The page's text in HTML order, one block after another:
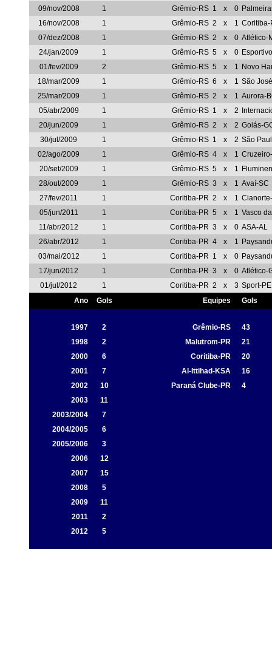
09/nov/2008
1 Grêmio-RS 1 x 0
16/nov/2008
1 Grêmio-RS 2 x 1 Coritiba-
07/dez/2008
1 Grêmio-RS 2 x 0 Atlético-
24/jan/2009
1 Grêmio-RS 5 x 0
01/fev/2009
2 Grêmio-RS 5 x 1 Novo
18/mar/2009
1 Grêmio-RS 6 x 1 São
25/mar/2009
1 Grêmio-RS 2 x 1 Aurora-
05/abr/2009
1 Grêmio-RS 1 x 2
20/jun/2009
1 Grêmio-RS 2 x 2 Goiás-
30/jul/2009
1 Grêmio-RS 1 x 2 São
02/ago/2009
1 Grêmio-RS 4 x 1
20/set/2009
1 Grêmio-RS 5 x 1
28/out/2009
1 Grêmio-RS 3 x 1 Avaí-SC
27/fev/2011
1 Coritiba-PR 2 x 1
05/jun/2011
1 Coritiba-PR 5 x 1 Vasco
11/abr/2012
1 Coritiba-PR 3 x 0 ASA-AL
26/abr/2012
1 Coritiba-PR 4 x 1
03/mai/2012
1 Coritiba-PR 1 x 0
17/jun/2012
1 Coritiba-PR 3 x 0 Atlético-
01/jul/2012
1 Coritiba-PR 2 x 3 Sport-PE
Ano
Gols Equipes Gols
1997 2 Grêmio-RS
43
1998
2 Malutrom-PR
21
2000
6 Coritiba-PR
20
2001
7 Al-Ittihad-KSA
16
2002
10 Paraná Clube-PR
4
2003
11
2003/2004
7
2004/2005
6
2005/2006
3
2006
12
2007
15
2008
5
2009
11
2011
2
2012
5